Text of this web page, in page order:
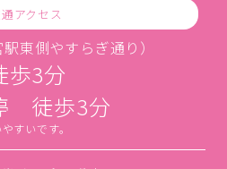
アクセス
東側やすらぎ通り）
3分
徒歩3分
すいです。